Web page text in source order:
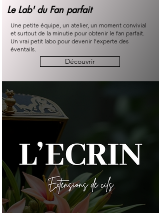
Le Lab' du Fan parfait
Une petite équipe, un atelier, un moment convivial
et surtout de la minutie pour obtenir le fan parfait.
Un vrai petit labo pour devenir l'experte des
éventails.
Découvrir